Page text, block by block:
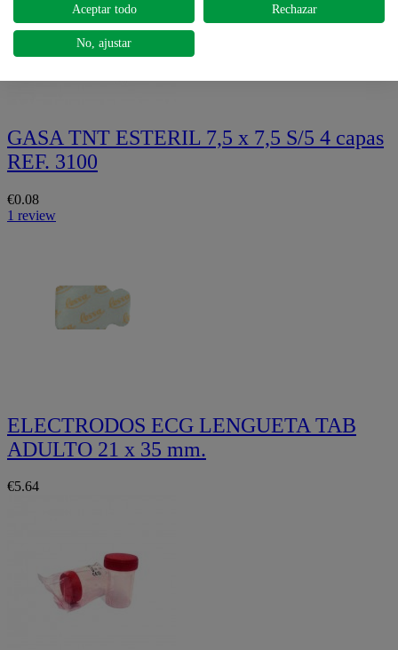
GASA TNT ESTERIL 7,5 x 7,5 S/5 4 capas
REF. 3100
€0.08
1 review
ELECTRODOS ECG LENGUETA TAB
ADULTO 21 x 35 mm.
€5.64
Aceptar todo Rechazar
No, ajustar